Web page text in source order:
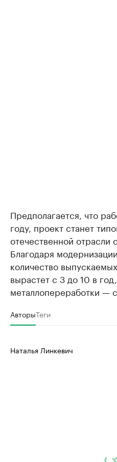
Предполагается, что
году, проект станет
отечественной отрасли
Благодаря
количество
вырастет с 3 до 10 в
металлопереработки —
АвторыТеги
Наталья Линкевич